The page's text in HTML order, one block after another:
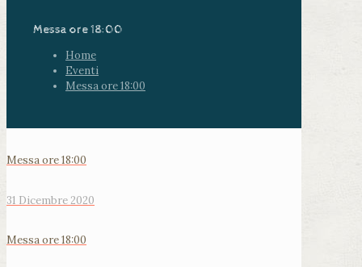
Messa ore 18:00
Home
Eventi
Messa ore 18:00
Messa ore 18:00
31 Dicembre 2020
Messa ore 18:00